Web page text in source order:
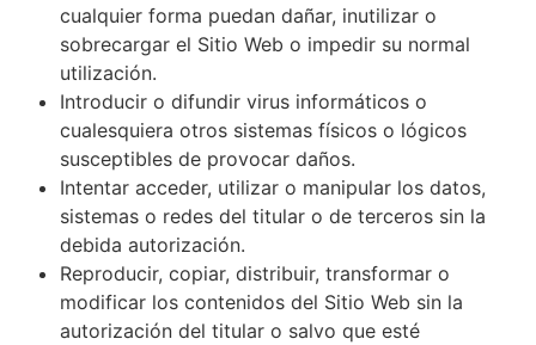
cualquier forma puedan dañar, inutilizar o
sobrecargar el Sitio Web o impedir su normal
utilización.
Introducir o difundir virus informáticos o
cualesquiera otros sistemas físicos o lógicos
susceptibles de provocar daños.
Intentar acceder, utilizar o manipular los datos,
sistemas o redes del titular o de terceros sin la
debida autorización.
Reproducir, copiar, distribuir, transformar o
modificar los contenidos del Sitio Web sin la
autorización del titular o salvo que esté